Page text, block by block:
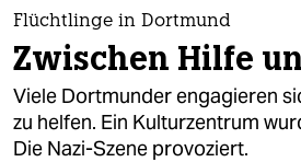
themen
politik
öko
Flüchtlinge in Dortmund
Zwischen Hilfe
Viele Dortmunder engagieren
zu helfen. Ein Kulturzentrum
Die Nazi-Szene provoziert.